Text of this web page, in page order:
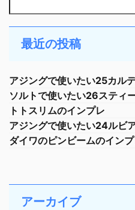
最近の投稿
アジングで使いたい25カル
ソルトで使いたい26スティ
トトスリムのインプレ
アジングで使いたい24ルビ
ダイワのピンビームのイン
アーカイブ